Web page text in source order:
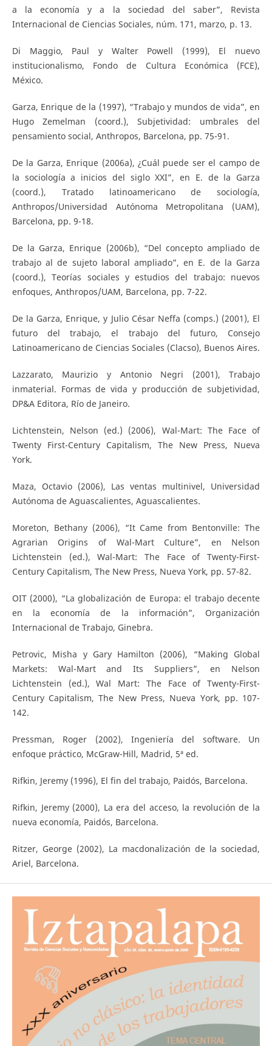
a la economía y a la sociedad del saber”, Revista
Internacional de Ciencias Sociales, núm. 171, marzo, p. 13.
Di Maggio, Paul y Walter Powell (1999), El nuevo
institucionalismo, Fondo de Cultura Económica (FCE),
México.
Garza, Enrique de la (1997), “Trabajo y mundos de vida”, en
Hugo Zemelman (coord.), Subjetividad: umbrales del
pensamiento social, Anthropos, Barcelona, pp. 75-91.
De la Garza, Enrique (2006a), ¿Cuál puede ser el campo de
la sociología a inicios del siglo XXI”, en E. de la Garza
(coord.), Tratado latinoamericano de sociología,
Anthropos/Universidad Autónoma Metropolitana (UAM),
Barcelona, pp. 9-18.
De la Garza, Enrique (2006b), “Del concepto ampliado de
trabajo al de sujeto laboral ampliado”, en E. de la Garza
(coord.), Teorías sociales y estudios del trabajo: nuevos
enfoques, Anthropos/UAM, Barcelona, pp. 7-22.
De la Garza, Enrique, y Julio César Neffa (comps.) (2001), El
futuro del trabajo, el trabajo del futuro, Consejo
Latinoamericano de Ciencias Sociales (Clacso), Buenos Aires.
Lazzarato, Maurizio y Antonio Negri (2001), Trabajo
inmaterial. Formas de vida y producción de subjetividad,
DP&A Editora, Río de Janeiro.
Lichtenstein, Nelson (ed.) (2006), Wal-Mart: The Face of
Twenty First-Century Capitalism, The New Press, Nueva
York.
Maza, Octavio (2006), Las ventas multinivel, Universidad
Autónoma de Aguascalientes, Aguascalientes.
Moreton, Bethany (2006), “It Came from Bentonville: The
Agrarian Origins of Wal-Mart Culture”, en Nelson
Lichtenstein (ed.), Wal-Mart: The Face of Twenty-First-
Century Capitalism, The New Press, Nueva York, pp. 57-82.
OIT (2000), “La globalización de Europa: el trabajo decente
en la economía de la información”, Organización
Internacional de Trabajo, Ginebra.
Petrovic, Misha y Gary Hamilton (2006), “Making Global
Markets: Wal-Mart and Its Suppliers”, en Nelson
Lichtenstein (ed.), Wal Mart: The Face of Twenty-First-
Century Capitalism, The New Press, Nueva York, pp. 107-
142.
Pressman, Roger (2002), Ingeniería del software. Un
enfoque práctico, McGraw-Hill, Madrid, 5ª ed.
Rifkin, Jeremy (1996), El fin del trabajo, Paidós, Barcelona.
Rifkin, Jeremy (2000), La era del acceso, la revolución de la
nueva economía, Paidós, Barcelona.
Ritzer, George (2002), La macdonalización de la sociedad,
Ariel, Barcelona.